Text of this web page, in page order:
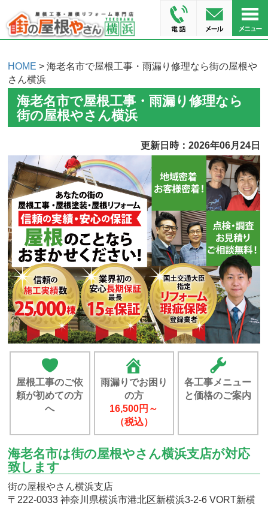
HOME > 海老名市で屋根工事・雨漏り修理なら街の屋根や
さん横浜
海老名市で屋根工事・雨漏り修理なら
街の屋根やさん横浜
更新日時：2026年06月24日
屋根工事のご依
頼が初めての方
へ
雨漏りでお困り
の方
16,500円～
（税込）
各工事メニュー
と価格のご案内
海老名市は街の屋根やさん横浜支店が対応
致します
街の屋根やさん横浜支店
〒222-0033 神奈川県横浜市港北区新横浜3-2-6 VORT新横